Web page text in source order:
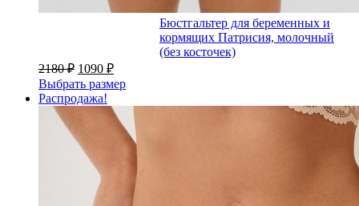
Бюстгальтер для беременных и
кормящих Патрисия, молочный
(без косточек)
2180₽ 1090 ₽
Выбрать размер
Распродажа!